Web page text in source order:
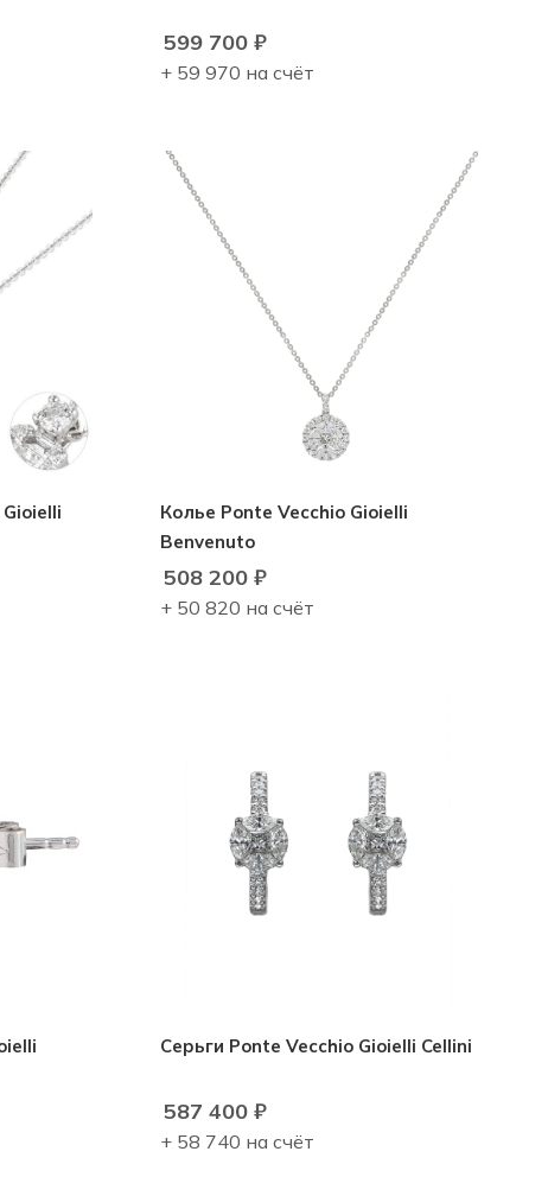
599 700 ₽
+ 59 970 на счёт
Колье Ponte Vecchio Gioielli
Benvenuto
508 200 ₽
+ 50 820 на счёт
Серьги Ponte Vecchio Gioielli Cellini
587 400 ₽
+ 58 740 на счёт